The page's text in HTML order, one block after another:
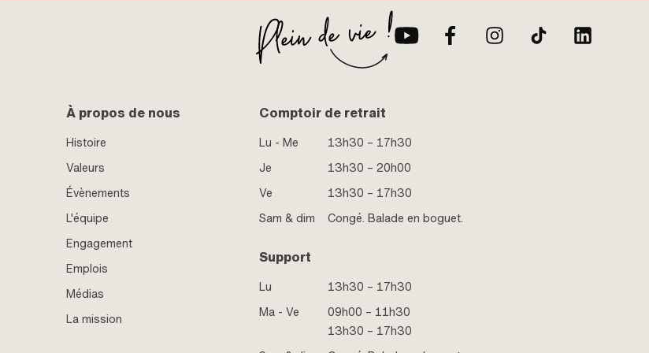
À propos de nous
Histoire
Valeurs
Évènements
L'équipe
Engagement
Emplois
Médias
La mission
Comptoir de retrait
Lu - Me
13h30 – 17h30
Je
13h30 – 20h00
Ve
13h30 – 17h30
Sam & dim
Congé. Balade en boguet.
Support
Lu
13h30 – 17h30
Ma - Ve
09h00 – 11h30
13h30 – 17h30